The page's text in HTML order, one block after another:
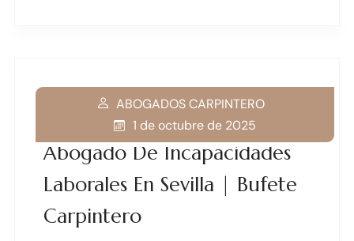
Abogado De Incapacidades
Laborales En Sevilla | Bufete
Carpintero
ABOGADOS CARPINTERO
1 de octubre de 2025